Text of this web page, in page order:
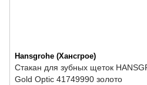
Hansgrohe (Хансгрое)
Стакан для зубных щеток
Gold Optic 41749990 золото